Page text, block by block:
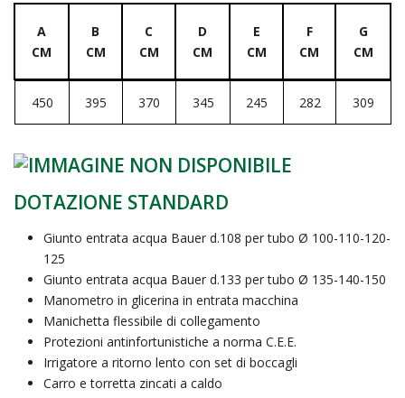
A
CM
B
CM
C
CM
D
CM
E
CM
F
CM
G
CM
450 395 370 345 245 282 309
DOTAZIONE STANDARD
Giunto entrata acqua Bauer d.108 per tubo Ø 100-110-120-
125
Giunto entrata acqua Bauer d.133 per tubo Ø 135-140-150
Manometro in glicerina in entrata macchina
Manichetta flessibile di collegamento
Protezioni antinfortunistiche a norma C.E.E.
Irrigatore a ritorno lento con set di boccagli
Carro e torretta zincati a caldo